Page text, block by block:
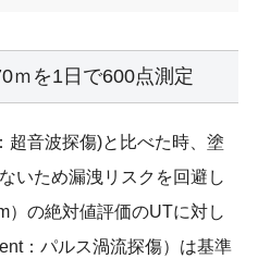
ｍを1日で600点測定
超音波探傷)と比べた時、塗
いため漏洩リスクを回避し
）の絶対値評価のUTに対し
：パルス渦流探傷）は基準